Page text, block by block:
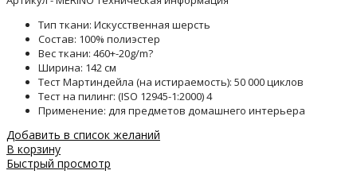
Тип ткани: Искусственная шерсть
Состав: 100% полиэстер
Вес ткани: 460+-20g/m?
Ширина: 142 см
Тест Мартиндейла (на истираемость): 50 000 циклов
Тест на пилинг: (ISO 12945-1:2000) 4
Применение: для предметов домашнего интерьера
Добавить в список желаний
В корзину
Быстрый просмотр